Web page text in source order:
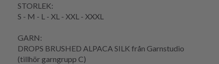
STORLEK:
S - M - L - XL - XXL - XXXL
GARN:
DROPS BRUSHED ALPACA SILK från Garnstudio
(tillhör garngrupp C)